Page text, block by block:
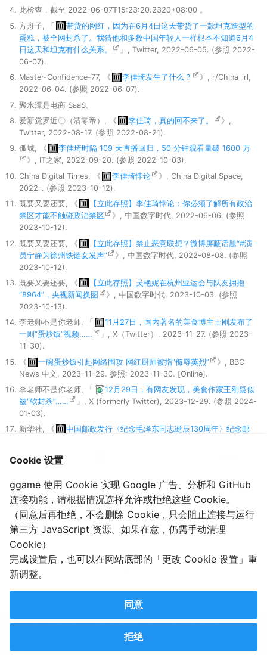
此检查，截至 2022-06-07T15:23:20.2320+08:00 。
方舟子, 「
带货的网红，因为在6月4日这天带货了一款坦克造型的
蛋糕，被全网封杀了。我猜他和多数中国年轻人一样根本不知道6月4
日这天和坦克有什么关系。
」, Twitter, 2022-06-05. (参照 2022-
06-07).
Master-Confidence-77, 《
李佳琦发生了什么？
》, r/China_irl,
2022-06-04. (参照 2022-06-07).
聚水潭是电商 SaaS。
爱新觉罗近〇（清零帝）, 《
李佳琦，真的回不来了。
》,
Twitter, 2022-08-17. (参照 2022-08-21).
孤城, 《
李佳琦时隔 109 天直播回归，50 分钟观看量破 1600 万
》, IT之家, 2022-09-20. (参照 2022-10-03).
China Digital Times, 《
李佳琦悖论
》, China Digital Space,
2022-. (参照 2023-10-12).
既要又要还要, 《
【立此存照】李佳琦悖论：你必须了解所有政治
禁区才能不触碰政治禁区
》, 中国数字时代, 2022-06-06. (参照
2023-10-12).
既要又要还要, 《
【立此存照】禁止恶意联想？微博屏蔽话题“#演
员宁静为徐州铁链女发声”
》, 中国数字时代, 2022-08-08. (参照
2023-10-12).
既要又要还要, 《
【立此存照】吴艳妮在杭州亚运会与队友拥抱
“8964”，央视新闻换图
》, 中国数字时代, 2023-10-03. (参照
2023-10-13).
李老师不是你老师, 「
11月27日，国内著名的美食博主王刚发布了
一则“蛋炒饭”视频……
」, X（Twitter）, 2023-11-27. (参照 2023-
11-30).
《
一碗蛋炒饭引起网络围攻 网红厨师被指“侮辱英烈”
》, BBC
News 中文, 2023-11-29. 参照: 2023-11-30. [Online].
李老师不是你老师, 「
12月29日，有网友发现，美食作家王刚疑似
被“软封杀”……
」, X (formerly Twitter), 2023-12-29. (参照 2024-
01-03).
新华社, 《
中国邮政发行〈纪念毛泽东同志诞辰130周年〉纪念邮
李老师不是你老师, 「
长平, 《
长平观察：“让世界尝到腊肉的味道”
》, DW.COM,
2023-12-29. (参照 2024-01-02).
李老师不是你老师, 「
6月21日晚，兰州大学公众号突然以“8964”
为标题发布毕业典礼相关内容。 随后紧急删除。
」, X (formerly
Twitter), 2024-06-21. (参照 2024-06-25).
2024-06-25T18:00:09
（由于更新时间是手动更新的，所以部分页面内容已更新，但忘记修改新的日期了……）
由 gledos 创作的内容，如果没有另外声明，均为 CC0 许可协议。
使用了Material for MkDocs以及 Github Pages 生成并托管网站。
Cookie 设置
ggame 使用 Cookie 实现 Google 广告、分析和 GitHub
连接功能，请根据情况选择允许或拒绝这些 Cookie。
（同意后再拒绝，不会删除 Cookie，只会阻止连接与运行
第三方 JavaScript 资源。如果在意，仍需手动清理
Cookie）
完成设置后，也可以在网站底部的「更改 Cookie 设置」重
新调整。
同意
拒绝